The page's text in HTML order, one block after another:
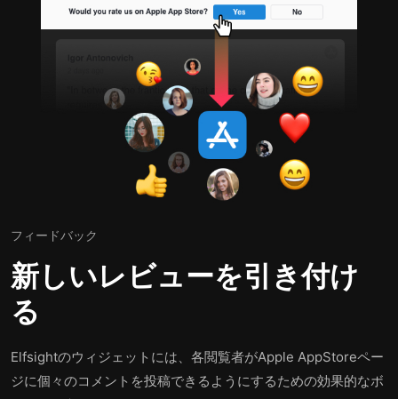
フィードバック
新しいレビューを引き付け
る
Elfsightのウィジェットには、各閲覧者がApple AppStoreペー
ジに個々のコメントを投稿できるようにするための効果的なボ